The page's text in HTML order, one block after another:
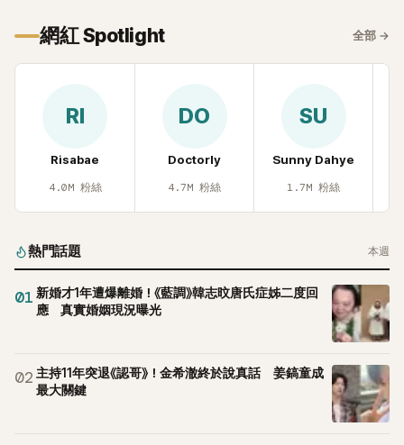
網紅 Spotlight 全部 →
RI
Risabae
4.0M 粉絲
DO
Doctorly
4.7M 粉絲
SU
Sunny Dahye
1.7M 粉絲
熱門話題 本週
01 新婚才1年遭爆離婚！《藍調》韓志旼唐氏症姊二度回
應 真實婚姻現況曝光
02 主持11年突退《認哥》！金希澈終於說真話 姜鎬童成
最大關鍵